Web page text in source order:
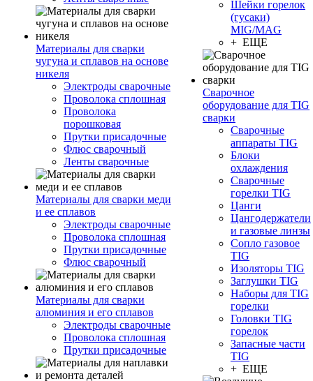
Материалы для сварки
чугуна и сплавов на основе
никеля
Электроды сварочные
Проволока сплошная
Проволока
порошковая
Прутки присадочные
Флюс сварочный
Ленты сварочные
Материалы для сварки меди
и ее сплавов
Электроды сварочные
Проволока сплошная
Прутки присадочные
Флюс сварочный
Материалы для сварки
алюминия и его сплавов
Электроды сварочные
Проволока сплошная
Прутки присадочные
Шейки горелок
(гусаки)
MIG/MAG
+ ЕЩЕ
Сварочное
оборудование для TIG
сварки
Сварочные
аппараты TIG
Блоки
охлаждения
Сварочные
горелки TIG
Цанги
Цангодержатели
и газовые линзы
Сопло газовое
TIG
Изоляторы TIG
Заглушки TIG
Наборы для TIG
горелки
Головки TIG
горелок
Запасные части
TIG
+ ЕЩЕ